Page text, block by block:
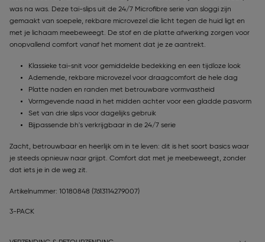
was na was. Deze tai-slips uit de 24/7 Microfibre serie van sloggi zijn
gemaakt van soepele, rekbare microvezel die licht tegen de huid ligt en
met je lichaam meebeweegt. De stof en de platte afwerking zorgen voor
onopvallend comfort vanaf het moment dat je ze aantrekt.
Klassieke tai-snit voor gemiddelde bedekking en een tijdloze look
Ademende, rekbare microvezel voor draagcomfort de hele dag
Platte naden en randen met betrouwbare vormvastheid
Vormgevende naad in het midden achter voor een gladde pasvorm
Set van drie slips voor dagelijks gebruik
Bijpassende bh's verkrijgbaar in de 24/7 serie
Zacht, betrouwbaar en heerlijk om in te leven: dit is het soort basics waar
je steeds opnieuw naar grijpt. Comfort dat met je meebeweegt, zonder
dat iets je in de weg zit.
Artikelnummer: 10180848 (7613114279007)
3-PACK